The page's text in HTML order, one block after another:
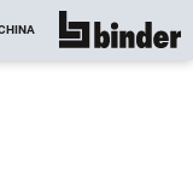
显示所有